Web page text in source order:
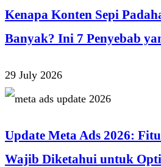
Kenapa Konten Sepi
Banyak? Ini 7 Penyebab
29 July 2026
Update Meta Ads 2026:
Wajib Diketahui untuk